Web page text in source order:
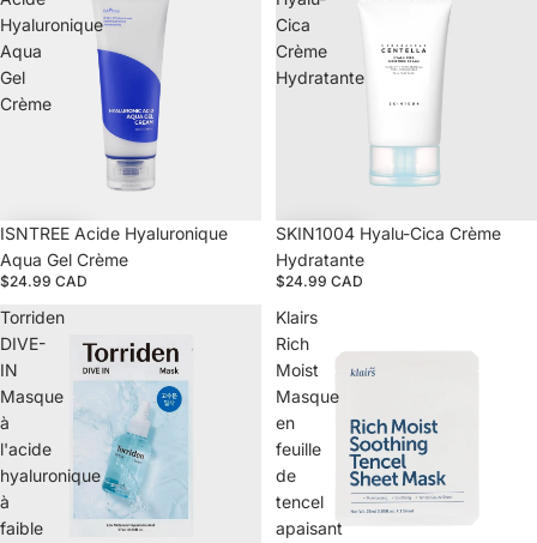
Hyaluronique
Aqua
Gel
Crème
ISNTREE Acide Hyaluronique
Aqua Gel Crème
$24.99 CAD
Cica
Crème
Hydratante
SKIN1004 Hyalu-Cica Crème
Hydratante
$24.99 CAD
Torriden
DIVE-
IN
Masque
à
l'acide
hyaluronique
à
faible
Klairs
Rich
Moist
Masque
en
feuille
de
tencel
apaisant